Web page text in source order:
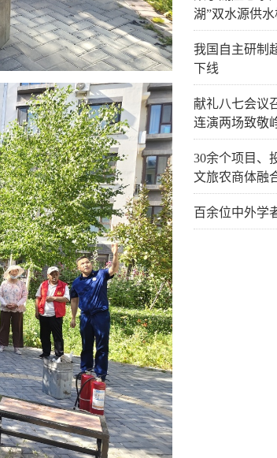
湖”双水源供水
我国自主研制
下线
献礼八七会议
连演两场致敬
30余个项目、
文旅农商体融
百余位中外学